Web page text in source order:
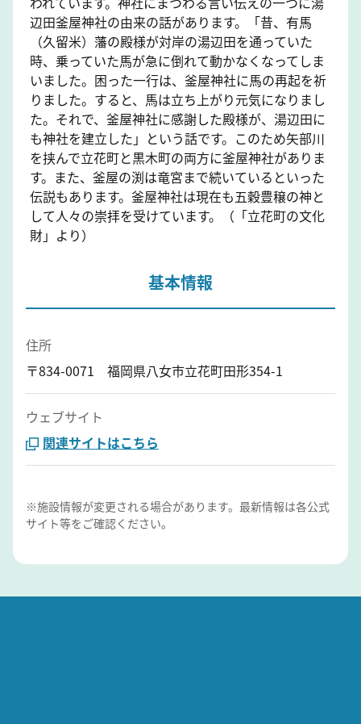
辺田釜屋神社の由来の話があります。「昔、有馬
（久留米）藩の殿様が対岸の湯辺田を通っていた
時、乗っていた馬が急に倒れて動かなくなってしま
いました。困った一行は、釜屋神社に馬の再起を祈
りました。すると、馬は立ち上がり元気になりまし
た。それで、釜屋神社に感謝した殿様が、湯辺田に
も神社を建立した」という話です。このため矢部川
を挟んで立花町と黒木町の両方に釜屋神社がありま
す。また、釜屋の渕は竜宮まで続いているといった
伝説もあります。釜屋神社は現在も五穀豊穣の神と
して人々の崇拝を受けています。（「立花町の文化
財」より）
基本情報
住所
〒834-0071 福岡県八女市立花町田形354-1
ウェブサイト
関連サイトはこちら
※施設情報が変更される場合があります。最新情報は各公式
サイト等をご確認ください。